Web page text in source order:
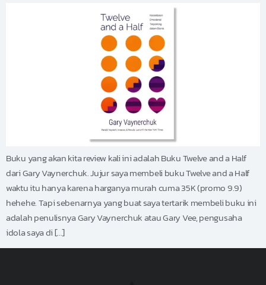
Buku yang akan kita review kali ini adalah Buku Twelve and a Half
dari Gary Vaynerchuk. Jujur saya membeli buku Twelve and a Half
waktu itu hanya karena harganya murah cuma 35K (promo 9.9)
hehehe. Tapi sebenarnya yang buat saya tertarik membeli buku ini
adalah penulisnya Gary Vaynerchuk atau Gary Vee, pengusaha
idola saya di […]